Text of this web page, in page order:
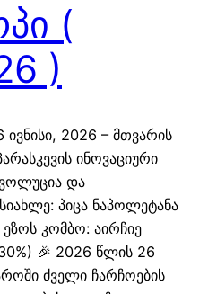
(
)
2026 – მთვარის
ინოვაციური
და
პიცა ნაპოლეტანა
კომბო: აირჩიე
🎉 2026 წლის 26
ძველი ჩარჩოების